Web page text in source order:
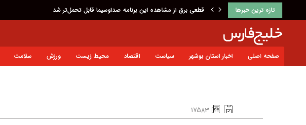
تازه ترین خبرها قتل حمیدرضا رجب‌زاده؛ اتفاق وحشتناکی که به سرعت سیاسی شد
صفحه اصلی اخبار استان بوشهر سیاست اقتصاد محیط زیست ورزش سلامت
17583